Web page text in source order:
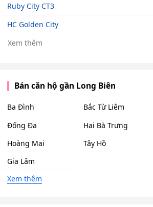
Ruby City CT3
HC Golden City
Xem thêm
Bán căn hộ gần Long Biên
Ba Đình Bắc Từ Liêm
Đống Đa
Hai Bà Trưng
Hoàng Mai
Tây Hồ
Gia Lâm
Xem thêm